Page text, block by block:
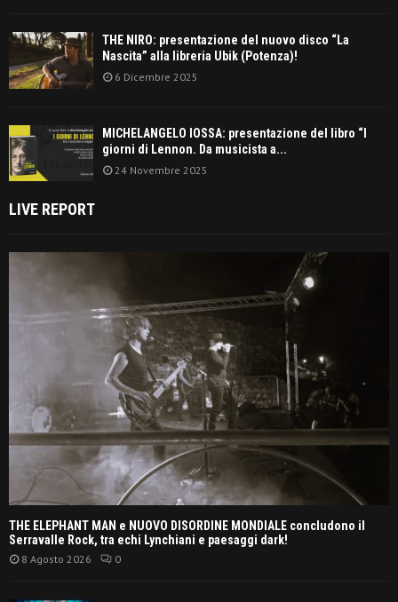
THE NIRO: presentazione del nuovo disco “La
Nascita” alla libreria Ubik (Potenza)!
6 Dicembre 2025
MICHELANGELO IOSSA: presentazione del libro “I
giorni di Lennon. Da musicista a...
24 Novembre 2025
LIVE REPORT
THE ELEPHANT MAN e NUOVO DISORDINE MONDIALE concludono il
Serravalle Rock, tra echi Lynchiani e paesaggi dark!
8 Agosto 2026 0